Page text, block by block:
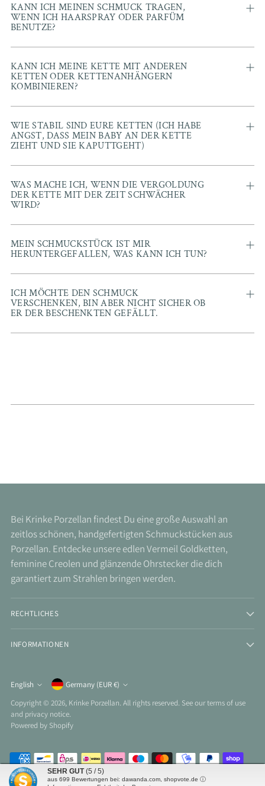
KANN ICH MEINEN SCHMUCK TRAGEN,
WENN ICH HAARSPRAY ODER PARFÜM
BENUTZE?
KANN ICH MEINE KETTE MIT ANDEREN
KETTEN ODER KETTENANHÄNGERN
KOMBINIEREN?
WIE STABIL SIND EURE KETTEN (ICH HABE
ANGST, DASS MEIN BABY AN DER KETTE
ZIEHT UND SIE KAPUTTGEHT)
WAS MACHE ICH, WENN DIE VERGOLDUNG
DER KETTE MIT DER ZEIT SCHWÄCHER
WIRD?
MEIN SCHMUCKSTÜCK IST MIR
HERUNTERGEFALLEN, WAS KANN ICH TUN?
ICH MÖCHTE DEN SCHMUCK
VERSCHENKEN, BIN ABER NICHT SICHER OB
ER DER BESCHENKTEN GEFÄLLT.
Bei Krinke Porzellan findest Du eine große Auswahl an
zeitlos schönen, handgefertigten Schmuckstücken aus
Porzellan. Entdecke unsere edlen Vermeil Goldketten,
feminine Creolen und glänzende Ohrstecker die dich
garantiert zum Strahlen bringen werden.
RECHTLICHES
INFORMATIONEN
Language
English Currency
Germany (EUR €)
Copyright © 2026, Krinke Porzellan. All rights reserved. See our terms of use
and privacy notice.
Powered by Shopify
SEHR GUT (5 / 5)
aus 699 Bewertungen bei: dawanda.com, shopvote.de ⓘ